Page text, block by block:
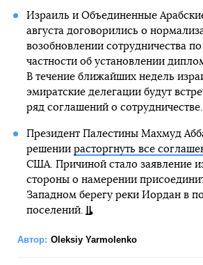
Израиль и Объединенные
августа договорились о
возобновлении сотрудничества
частности об установлении
В течение ближайших недель
эмиратские делегации будут
ряд соглашений о сотрудничестве.
Президент Палестины Махмуд
решении расторгнуть все
США. Причиной стало заявление
стороны о намерении
Западном берегу реки Иордан в
поселений.
Автор: Oleksiy Yarmolenko